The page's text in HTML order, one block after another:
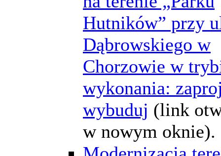
Hutników” przy
Dąbrowskiego w
Chorzowie w
wykonania:
wybuduj (link
w nowym oknie).